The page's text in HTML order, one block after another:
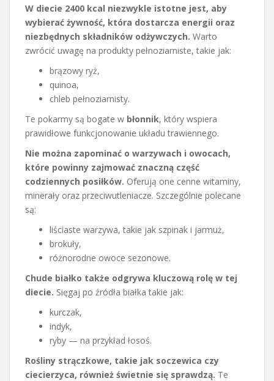
W diecie 2400 kcal niezwykle istotne jest, aby
wybierać żywność, która dostarcza energii oraz
niezbędnych składników odżywczych. Warto
zwrócić uwagę na produkty pełnoziarniste, takie jak:
brązowy ryż,
quinoa,
chleb pełnoziarnisty.
Te pokarmy są bogate w błonnik, który wspiera
prawidłowe funkcjonowanie układu trawiennego.
Nie można zapominać o warzywach i owocach,
które powinny zajmować znaczną część
codziennych posiłków. Oferują one cenne witaminy,
minerały oraz przeciwutleniacze. Szczególnie polecane
są:
liściaste warzywa, takie jak szpinak i jarmuż,
brokuły,
różnorodne owoce sezonowe.
Chude białko także odgrywa kluczową rolę w tej
diecie. Sięgaj po źródła białka takie jak:
kurczak,
indyk,
ryby — na przykład łosoś.
Rośliny strączkowe, takie jak soczewica czy
ciecierzyca, również świetnie się sprawdzą. Te